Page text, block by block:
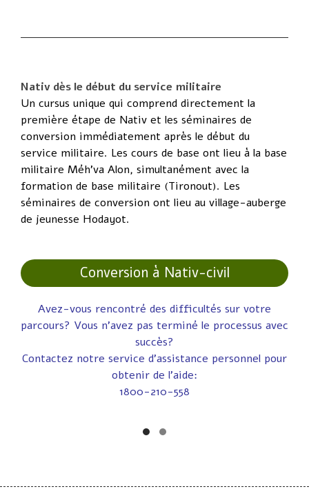
Nativ dès le début du service militaire
Un cursus unique qui comprend directement la
première étape de Nativ et les séminaires de
conversion immédiatement après le début du
service militaire. Les cours de base ont lieu à la base
militaire Méh’va Alon, simultanément avec la
formation de base militaire (Tironout). Les
séminaires de conversion ont lieu au village-auberge
de jeunesse Hodayot.
Conversion à Nativ-civil
Avez-vous rencontré des difficultés sur votre
parcours? Vous n’avez pas terminé le processus avec
succès?
Contactez notre service d’assistance personnel pour
obtenir de l’aide:
1800-210-558